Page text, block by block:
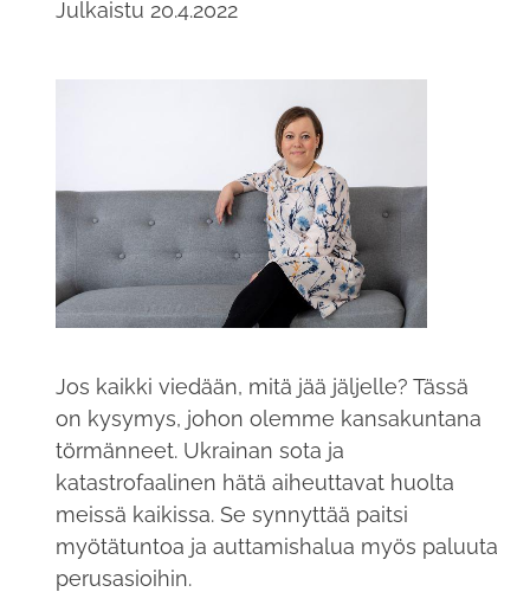
Julkaistu 20.4.2022
Jos kaikki viedään, mitä jää jäljelle? Tässä
on kysymys, johon olemme kansakuntana
törmänneet. Ukrainan sota ja
katastrofaalinen hätä aiheuttavat huolta
meissä kaikissa. Se synnyttää paitsi
myötätuntoa ja auttamishalua myös paluuta
perusasioihin.